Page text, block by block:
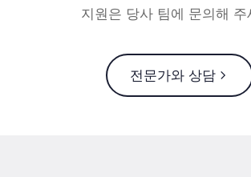
지원은 당사 팀에 문의해 주
전문가와 상담